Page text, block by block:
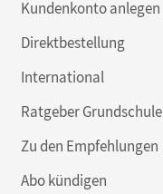
Kundenkonto anlegen
Direktbestellung
International
Ratgeber Grundschule
Zu den Empfehlungen
Abo kündigen